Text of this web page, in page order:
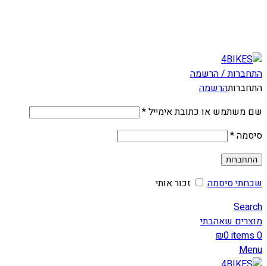
התחברות / הרשמה
התחברותהרשמה
שם משתמש או כתובת אימייל*
סיסמה*
התחברות
שכחתי סיסמה
זכור אותי
Search
מוצרים שאהבתי
0
items
₪0
Menu